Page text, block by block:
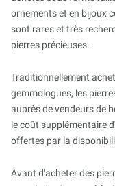
ornements et en bijoux
sont rares et très
pierres précieuses.
Traditionnellement
gemmologues, les
auprès de vendeurs de
le coût supplémentaire
offertes par la
Avant d'acheter des